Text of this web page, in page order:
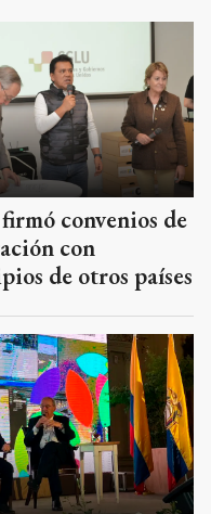
convenios de
con
de otros países